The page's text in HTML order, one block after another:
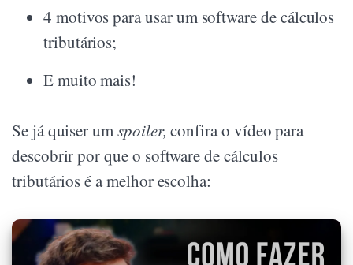
4 motivos para usar um software de cálculos
tributários;
E muito mais!
Se já quiser umspoiler, confira o vídeo para
descobrir por que o software de cálculos
tributários é a melhor escolha: